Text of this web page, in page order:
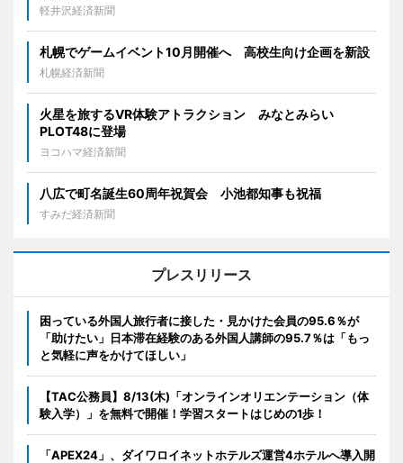
軽井沢経済新聞
札幌でゲームイベント10月開催へ 高校生向け企画を新設
札幌経済新聞
火星を旅するVR体験アトラクション みなとみらい
PLOT48に登場
ヨコハマ経済新聞
八広で町名誕生60周年祝賀会 小池都知事も祝福
すみだ経済新聞
プレスリリース
困っている外国人旅行者に接した・見かけた会員の95.6％が
「助けたい」日本滞在経験のある外国人講師の95.7％は「もっ
と気軽に声をかけてほしい」
【TAC公務員】8/13(木)「オンラインオリエンテーション（体
験入学）」を無料で開催！学習スタートはじめの1歩！
「APEX24」、ダイワロイネットホテルズ運営4ホテルへ導入開